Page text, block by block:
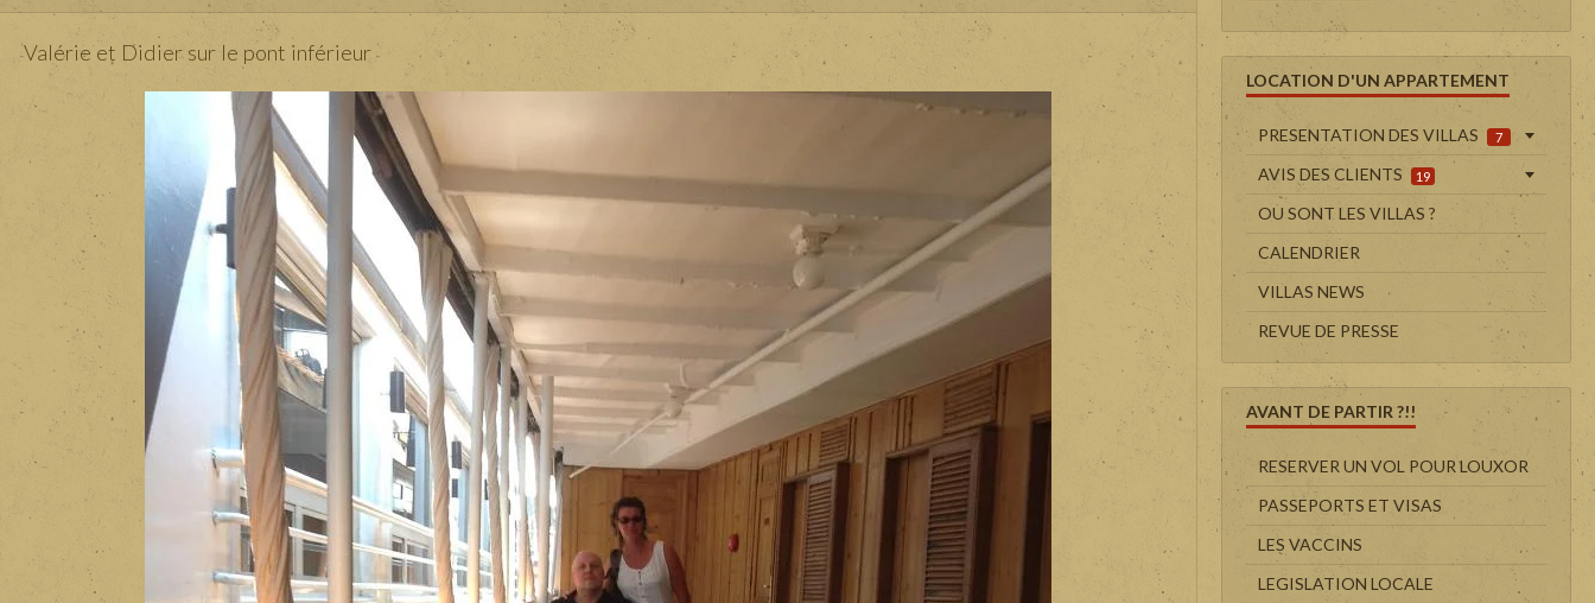
Valérie et Didier sur le pont inférieur
LOCATION D'UN APPARTEMENT
PRESENTATION DES VILLAS 7
AVIS DES CLIENTS 19
OU SONT LES VILLAS ?
CALENDRIER
VILLAS NEWS
REVUE DE PRESSE
AVANT DE PARTIR ?!!
RESERVER UN VOL POUR LOUXOR
PASSEPORTS ET VISAS
LES VACCINS
LEGISLATION LOCALE